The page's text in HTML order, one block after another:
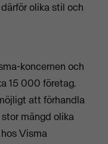
olika stil och
koncernen och
15 000 företag.
att förhandla
mängd olika
Visma